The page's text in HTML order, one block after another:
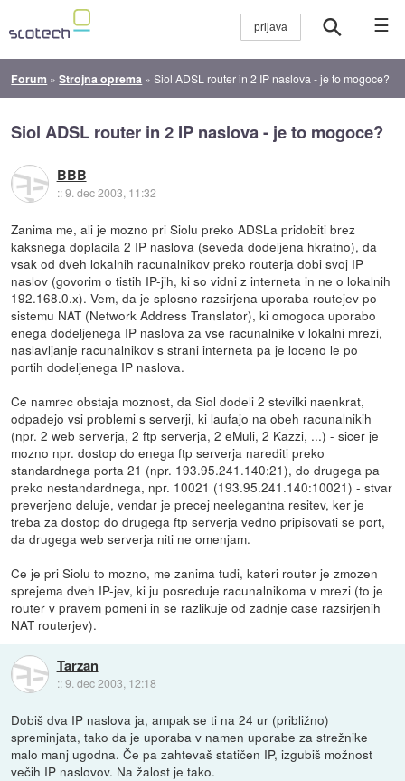
☰
Forum »Strojna oprema »Siol ADSL router in 2 IP naslova - je to mogoce?
Siol ADSL router in 2 IP naslova - je to mogoce?
BBB
::9. dec 2003, 11:32
Zanima me, ali je mozno pri Siolu preko ADSLa pridobiti brez
kaksnega doplacila 2 IP naslova (seveda dodeljena hkratno), da
vsak od dveh lokalnih racunalnikov preko routerja dobi svoj IP
naslov (govorim o tistih IP-jih, ki so vidni z interneta in ne o lokalnih
192.168.0.x). Vem, da je splosno razsirjena uporaba routejev po
sistemu NAT (Network Address Translator), ki omogoca uporabo
enega dodeljenega IP naslova za vse racunalnike v lokalni mrezi,
naslavljanje racunalnikov s strani interneta pa je loceno le po
portih dodeljenega IP naslova.
Ce namrec obstaja moznost, da Siol dodeli 2 stevilki naenkrat,
odpadejo vsi problemi s serverji, ki laufajo na obeh racunalnikih
(npr. 2 web serverja, 2 ftp serverja, 2 eMuli, 2 Kazzi, ...) - sicer je
mozno npr. dostop do enega ftp serverja narediti preko
standardnega porta 21 (npr. 193.95.241.140:21), do drugega pa
preko nestandardnega, npr. 10021 (193.95.241.140:10021) - stvar
preverjeno deluje, vendar je precej neelegantna resitev, ker je
treba za dostop do drugega ftp serverja vedno pripisovati se port,
da drugega web serverja niti ne omenjam.
Ce je pri Siolu to mozno, me zanima tudi, kateri router je zmozen
sprejema dveh IP-jev, ki ju posreduje racunalnikoma v mrezi (to je
router v pravem pomeni in se razlikuje od zadnje case razsirjenih
NAT routerjev).
Tarzan
::9. dec 2003, 12:18
Dobiš dva IP naslova ja, ampak se ti na 24 ur (približno)
spreminjata, tako da je uporaba v namen uporabe za strežnike
malo manj ugodna. Če pa zahtevaš statičen IP, izgubiš možnost
večih IP naslovov. Na žalost je tako.